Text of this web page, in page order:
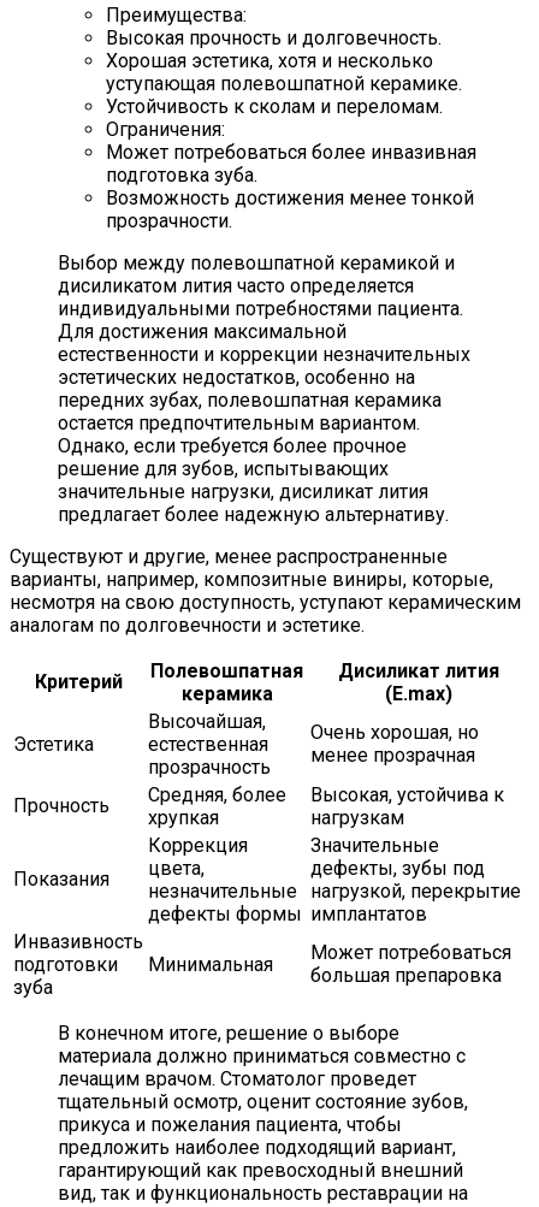
Преимущества:
Высокая прочность и долговечность.
Хорошая эстетика, хотя и несколько
уступающая полевошпатной керамике.
Устойчивость к сколам и переломам.
Ограничения:
Может потребоваться более инвазивная
подготовка зуба.
Возможность достижения менее тонкой
прозрачности.
Выбор между полевошпатной керамикой и
дисиликатом лития часто определяется
индивидуальными потребностями пациента.
Для достижения максимальной
естественности и коррекции незначительных
эстетических недостатков, особенно на
передних зубах, полевошпатная керамика
остается предпочтительным вариантом.
Однако, если требуется более прочное
решение для зубов, испытывающих
значительные нагрузки, дисиликат лития
предлагает более надежную альтернативу.
Существуют и другие, менее распространенные
варианты, например, композитные виниры, которые,
несмотря на свою доступность, уступают керамическим
аналогам по долговечности и эстетике.
Критерий
Полевошпатная
керамика
Дисиликат лития
(E.max)
Эстетика
Высочайшая,
естественная
прозрачность
Очень хорошая, но
менее прозрачная
Прочность
Средняя, более
хрупкая
Высокая, устойчива к
нагрузкам
Показания
Коррекция
цвета,
незначительные
дефекты формы
Значительные
дефекты, зубы под
нагрузкой, перекрытие
имплантатов
Инвазивность
подготовки
зуба
Минимальная
Может потребоваться
большая препаровка
В конечном итоге, решение о выборе
материала должно приниматься совместно с
лечащим врачом. Стоматолог проведет
тщательный осмотр, оценит состояние зубов,
прикуса и пожелания пациента, чтобы
предложить наиболее подходящий вариант,
гарантирующий как превосходный внешний
вид, так и функциональность реставрации на